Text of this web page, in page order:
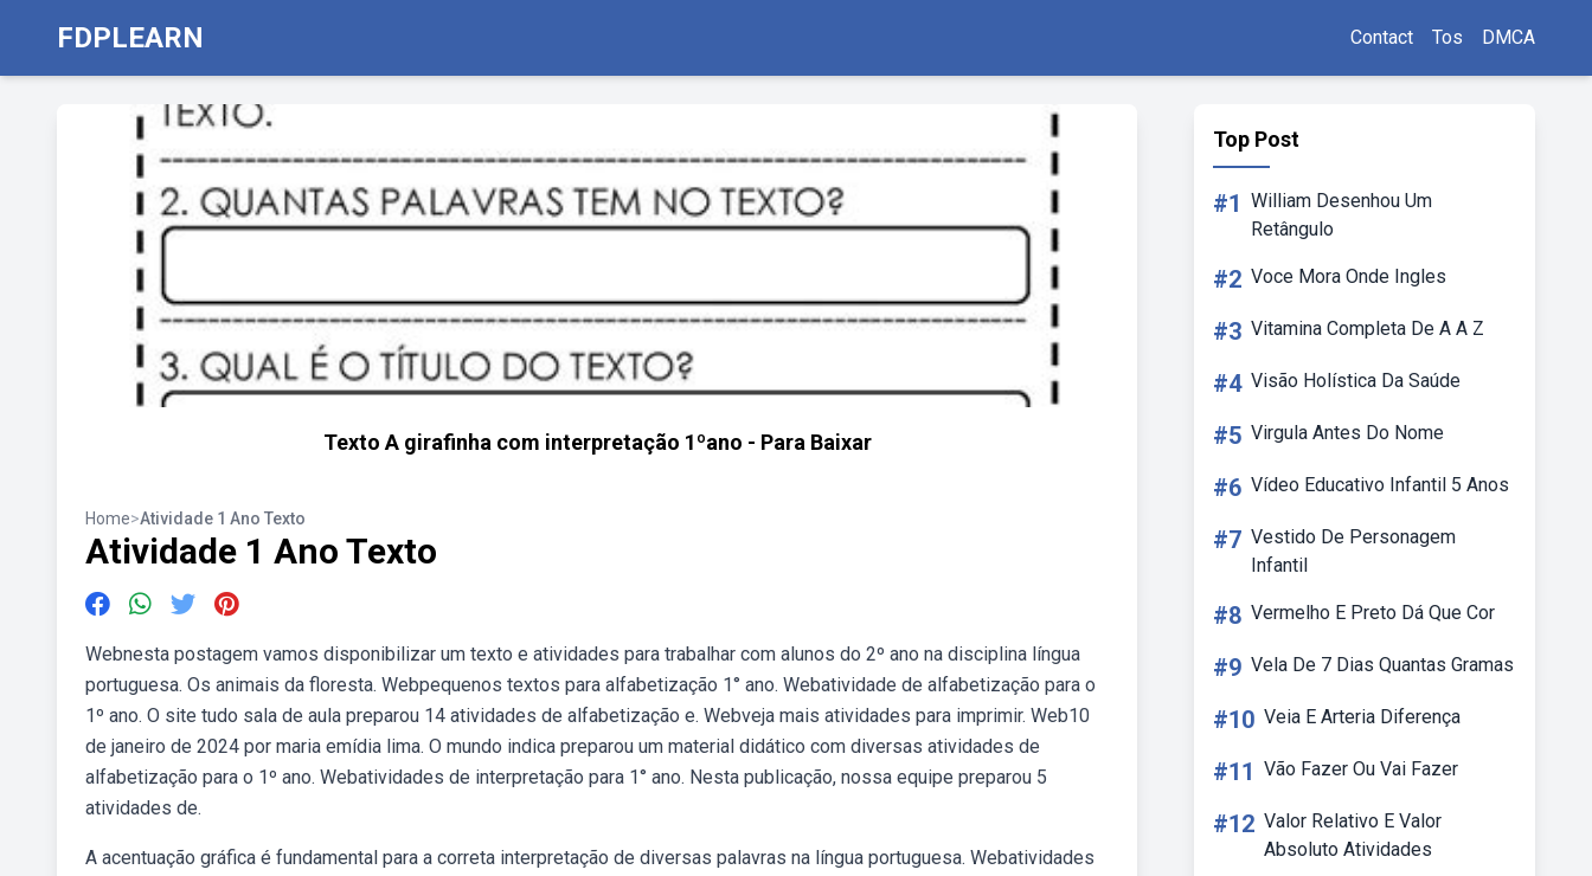
FDPLEARN Contact Tos DMCA
Texto A girafinha com interpretação 1ºano - Para Baixar
Home>Atividade 1 Ano Texto
Atividade 1 Ano Texto
Webnesta postagem vamos disponibilizar um texto e atividades para trabalhar com alunos do 2º ano na disciplina língua
portuguesa. Os animais da floresta. Webpequenos textos para alfabetização 1° ano. Webatividade de alfabetização para o
1º ano. O site tudo sala de aula preparou 14 atividades de alfabetização e. Webveja mais atividades para imprimir. Web10
de janeiro de 2024 por maria emídia lima. O mundo indica preparou um material didático com diversas atividades de
alfabetização para o 1º ano. Webatividades de interpretação para 1° ano. Nesta publicação, nossa equipe preparou 5
atividades de.
A acentuação gráfica é fundamental para a correta interpretação de diversas palavras na língua portuguesa. Webatividades
Top Post
#1 William Desenhou Um
Retângulo
#2 Voce Mora Onde Ingles
#3 Vitamina Completa De A A Z
#4 Visão Holística Da Saúde
#5 Virgula Antes Do Nome
#6 Vídeo Educativo Infantil 5 Anos
#7 Vestido De Personagem
Infantil
#8 Vermelho E Preto Dá Que Cor
#9 Vela De 7 Dias Quantas Gramas
#10 Veia E Arteria Diferença
#11 Vão Fazer Ou Vai Fazer
#12 Valor Relativo E Valor
Absoluto Atividades